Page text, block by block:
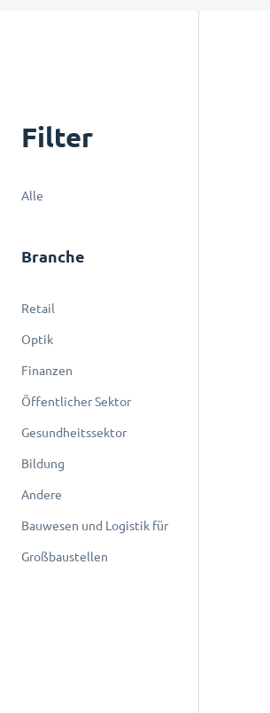
Filter
Alle
Branche
Retail
Optik
Finanzen
Öffentlicher Sektor
Gesundheitssektor
Bildung
Andere
Bauwesen und Logistik für
Großbaustellen